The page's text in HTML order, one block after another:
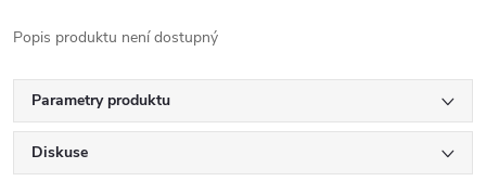
Popis produktu není dostupný
Parametry produktu
Diskuse